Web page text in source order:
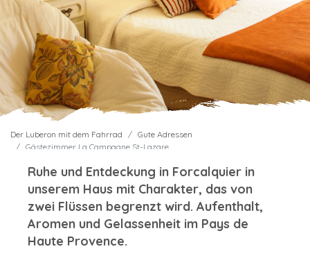
Der Luberon mit dem Fahrrad
Gute Adressen
Gästezimmer La Campagne St-Lazare
Ruhe und Entdeckung in Forcalquier in
unserem Haus mit Charakter, das von
zwei Flüssen begrenzt wird. Aufenthalt,
Aromen und Gelassenheit im Pays de
Haute Provence.